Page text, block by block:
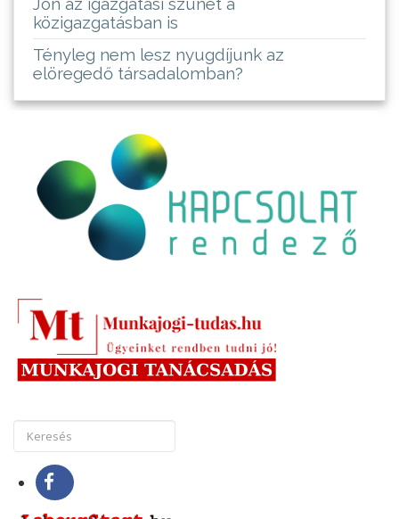
közigazgatásban is
Tényleg nem lesz nyugdíjunk az
elöregedő társadalomban?